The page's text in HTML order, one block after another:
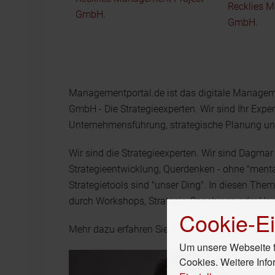
GmbH
Recklies
GmbH
Managementportal.de ist das digitale
GmbH - Die Strategieexperten. Wir sind Ihr
Unternehmensführung, strategische Planung
Wir sind die Strategieexperten. Wir sind Dagmar
Strategieentwicklung, Querdenken - ohne
Strategietools sind "unser Ding". In diesen
durch Workshops, Strategie-Coachings oder
Mehr dazu erfahren Sie auf unsererCookie-
Um unsere
Cookies. Weitere